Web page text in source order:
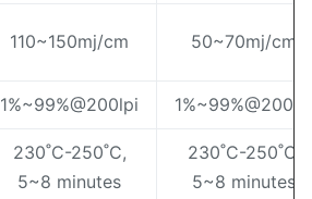
110~150mj/cm 50~70mj/cm
1%~99%@200lpi 1%~99%@200lpi
230˚C-250˚C,
5~8 minutes
230˚C-250˚C,
5~8 minutes